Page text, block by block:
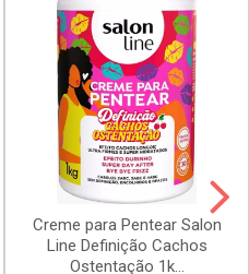
Creme para Pentear Salon
Line Definição Cachos
Ostentação 1k...